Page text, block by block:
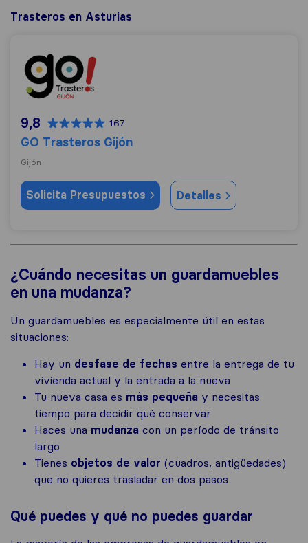
Trasteros en Asturias
GO Trasteros Gijón
9,8 167
GO Trasteros Gijón
Gijón
Solicita Presupuestos Detalles
¿Cuándo necesitas un guardamuebles
en una mudanza?
Un guardamuebles es especialmente útil en estas
situaciones:
Hay un desfase de fechas entre la entrega de tu
vivienda actual y la entrada a la nueva
Tu nueva casa es más pequeña y necesitas
tiempo para decidir qué conservar
Haces una mudanza con un período de tránsito
largo
Tienes objetos de valor (cuadros, antigüedades)
que no quieres trasladar en dos pasos
Qué puedes y qué no puedes guardar